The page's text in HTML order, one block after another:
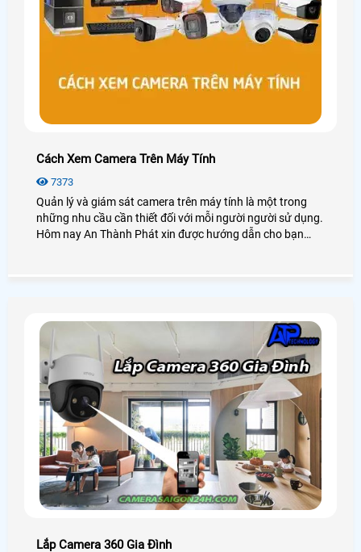
Cách Xem Camera Trên Máy Tính
7373
Quản lý và giám sát camera trên máy tính là một trong
những nhu cầu cần thiết đối với mỗi người người sử dụng.
Hôm nay An Thành Phát xin được hướng dẫn cho bạn
Lắp Camera 360 Gia Đình